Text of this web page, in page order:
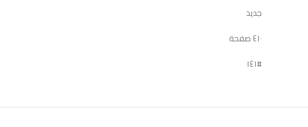
جديد
٤١٠ صفحة
#١٤١